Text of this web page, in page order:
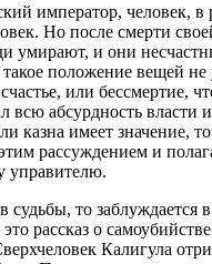
император, человек,
Но после смерти
умирают, и они
положение вещей
или бессмертие,
абсурдность власти
казна имеет значение,
рассуждением и
управителю.
то заблуждается
рассказ о
Калигула